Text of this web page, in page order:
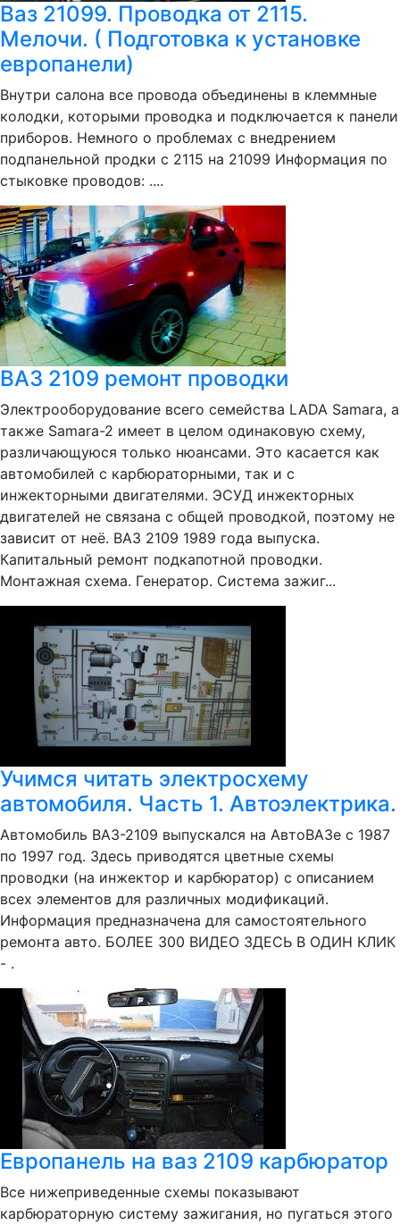
Ваз 21099. Проводка от 2115.
Мелочи. ( Подготовка к установке
европанели)
Внутри салона все провода объединены в клеммные
колодки, которыми проводка и подключается к панели
приборов. Немного о проблемах с внедрением
подпанельной продки с 2115 на 21099 Информация по
стыковке проводов: ....
ВАЗ 2109 ремонт проводки
Электрооборудование всего семейства LADA Samara, а
также Samara-2 имеет в целом одинаковую схему,
различающуюся только нюансами. Это касается как
автомобилей с карбюраторными, так и с
инжекторными двигателями. ЭСУД инжекторных
двигателей не связана с общей проводкой, поэтому не
зависит от неё. ВАЗ 2109 1989 года выпуска.
Капитальный ремонт подкапотной проводки.
Монтажная схема. Генератор. Система зажиг...
Учимся читать электросхему
автомобиля. Часть 1. Автоэлектрика.
Автомобиль ВАЗ-2109 выпускался на АвтоВАЗе с 1987
по 1997 год. Здесь приводятся цветные схемы
проводки (на инжектор и карбюратор) с описанием
всех элементов для различных модификаций.
Информация предназначена для самостоятельного
ремонта авто. БОЛЕЕ 300 ВИДЕО ЗДЕСЬ В ОДИН КЛИК
- .
Европанель на ваз 2109 карбюратор
Все нижеприведенные схемы показывают
карбюраторную систему зажигания, но пугаться этого